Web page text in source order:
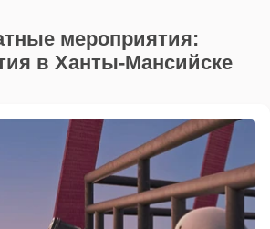
мероприятия:
в Ханты-Мансийске